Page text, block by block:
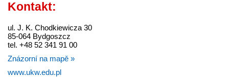
Kontakt:
ul. J. K. Chodkiewicza 30
85-064 Bydgoszcz
tel. +48 52 341 91 00
Znázorní na mapě »
www.ukw.edu.pl